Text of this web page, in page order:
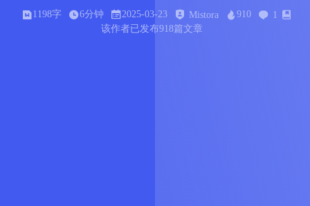
1198字 6分钟 2025-03-23 Mistora 910
1
该作者已发布918篇文章